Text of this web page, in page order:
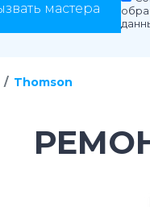
мастера
Thomson